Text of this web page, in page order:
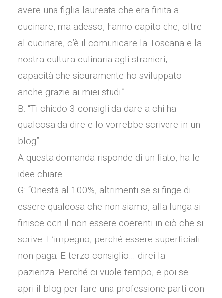
avere una figlia laureata che era finita a
cucinare, ma adesso, hanno capito che, oltre
al cucinare, c’è il comunicare la Toscana e la
nostra cultura culinaria agli stranieri,
capacità che sicuramente ho sviluppato
anche grazie ai miei studi.”
B: “Ti chiedo 3 consigli da dare a chi ha
qualcosa da dire e lo vorrebbe scrivere in un
blog”
A questa domanda risponde di un fiato, ha le
idee chiare.
G: “Onestà al 100%, altrimenti se si finge di
essere qualcosa che non siamo, alla lunga si
finisce con il non essere coerenti in ciò che si
scrive. L’impegno, perché essere superficiali
non paga. E terzo consiglio… direi la
pazienza. Perché ci vuole tempo, e poi se
apri il blog per fare una professione parti con